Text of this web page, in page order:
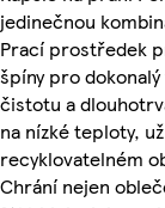
jedinečnou
Prací prostředek
špíny pro
čistotu a
na nízké teploty,
recyklovatelném
Chrání nejen